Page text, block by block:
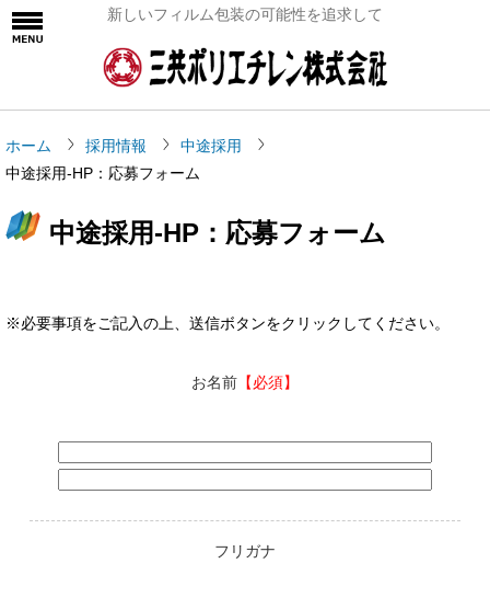
新しいフィルム包装の可能性を追求して
ホーム 採用情報
中途採用
中途採用-HP：応募フォーム
中途採用-HP：応募フォーム
※必要事項をご記入の上、送信ボタンをクリックしてください。
お名前 【必須】
フリガナ